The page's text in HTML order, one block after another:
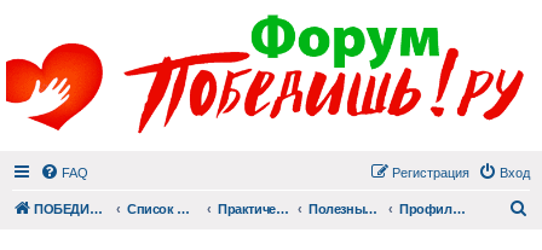
FAQ Вход
Регистрация
ПОБЕДИШЬ.РУ Список форумов Практический раздел Полезные материалы Профилактика суицида